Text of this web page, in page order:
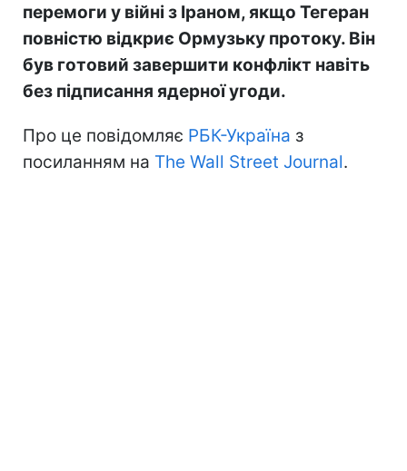
перемоги у війні з Іраном, якщо Тегеран
повністю відкриє Ормузьку протоку. Він
був готовий завершити конфлікт навіть
без підписання ядерної угоди.
Про це повідомляє РБК-Україна з
посиланням на The Wall Street Journal.